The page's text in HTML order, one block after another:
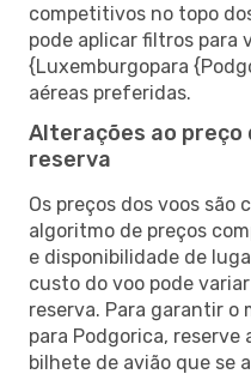
competitivos no topo
pode aplicar filtros para
{Luxemburgopara
aéreas preferidas.
Alterações ao preço
reserva
Os preços dos voos são
algoritmo de preços
e disponibilidade de
custo do voo pode
reserva. Para garantir o
para Podgorica,
bilhete de avião que se